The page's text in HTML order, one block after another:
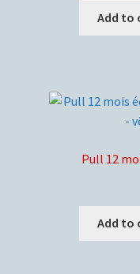
Add to
Pull 12
Add to